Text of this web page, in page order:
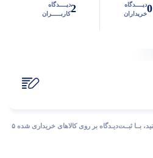
0دیــــدگاه
خریداران
2دیــــدگاه
کاربـــــران
شمـا هـم دربـاره ایـن کــالا دیــدگاه ثبــت کنید، بــا ثبــت‌دیـدگاه بر روی کالاهای خریداری شده ۵